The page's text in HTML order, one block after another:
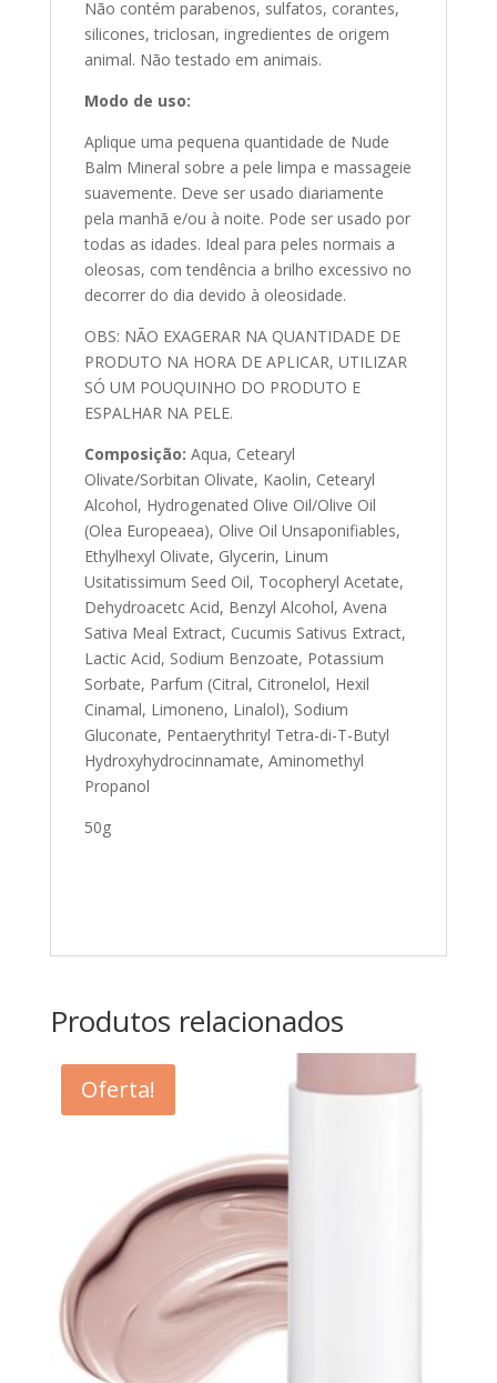
Não contém parabenos, sulfatos, corantes,
silicones, triclosan, ingredientes de origem
animal. Não testado em animais.
Modo de uso:
Aplique uma pequena quantidade de Nude
Balm Mineral sobre a pele limpa e massageie
suavemente. Deve ser usado diariamente
pela manhã e/ou à noite. Pode ser usado por
todas as idades. Ideal para peles normais a
oleosas, com tendência a brilho excessivo no
decorrer do dia devido à oleosidade.
OBS: NÃO EXAGERAR NA QUANTIDADE DE
PRODUTO NA HORA DE APLICAR, UTILIZAR
SÓ UM POUQUINHO DO PRODUTO E
ESPALHAR NA PELE.
Composição: Aqua, Cetearyl
Olivate/Sorbitan Olivate, Kaolin, Cetearyl
Alcohol, Hydrogenated Olive Oil/Olive Oil
(Olea Europeaea), Olive Oil Unsaponifiables,
Ethylhexyl Olivate, Glycerin, Linum
Usitatissimum Seed Oil, Tocopheryl Acetate,
Dehydroacetc Acid, Benzyl Alcohol, Avena
Sativa Meal Extract, Cucumis Sativus Extract,
Lactic Acid, Sodium Benzoate, Potassium
Sorbate, Parfum (Citral, Citronelol, Hexil
Cinamal, Limoneno, Linalol), Sodium
Gluconate, Pentaerythrityl Tetra-di-T-Butyl
Hydroxyhydrocinnamate, Aminomethyl
Propanol
50g
Produtos relacionados
Oferta!